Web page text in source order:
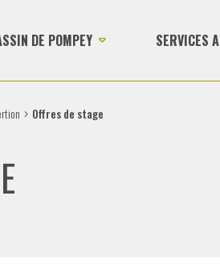
DE POMPEY SERVICES
Offres de stage